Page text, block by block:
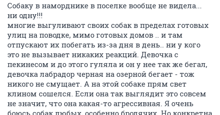
Собаку в наморднике в поселке вообще не видела...
ни одну!!!
многие выгуливают своих собак в пределах готовых
улиц на поводке, мимо готовых домов .. и там
отпускают их побегать из-за дня в день.. ни у кого
это не вызывает никаких реакций. Девочка с
пекинесом и до этого гуляла и он у нее так же бегал,
девочка лабрадор черная на озерной бегает - тож
никого не смущает. А на этой собаке прям свет
клином сошелся. Если она так выглядит это совсем
не значит, что она какая-то агрессивная. Я очень
боюсь собак любых, особенно бродячих. Но конкретна